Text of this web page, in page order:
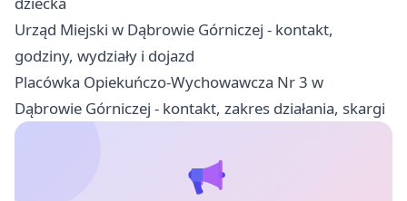
Urząd Miejski w Dąbrowie Górniczej - kontakt,
godziny, wydziały i dojazd
Placówka Opiekuńczo-Wychowawcza Nr 3 w
Dąbrowie Górniczej - kontakt, zakres działania, skargi